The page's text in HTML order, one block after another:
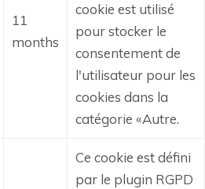
11
months
cookie est utilisé
pour stocker le
consentement de
l'utilisateur pour les
cookies dans la
catégorie «Autre.
Ce cookie est défini
par le plugin RGPD